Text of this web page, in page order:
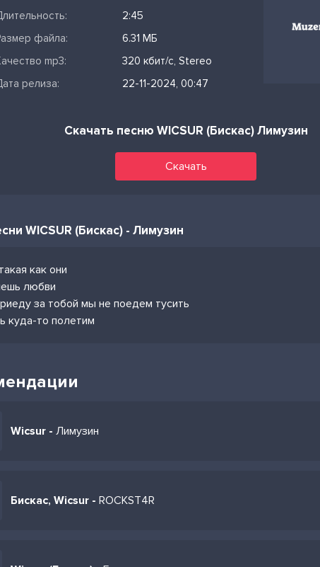
2:45
файла:
6.31 МБ
mp3:
320 кбит/с, Stereo
релиза:
22-11-2024, 00:47
Скачать песню WICSUR (Бискас) Лимузин
Скачать
WICSUR (Бискас) - Лимузин
как они
любви
за тобой мы не поедем тусить
куда-то полетим
Wicsur - Лимузин
Бискас, Wicsur - ROCKST4R